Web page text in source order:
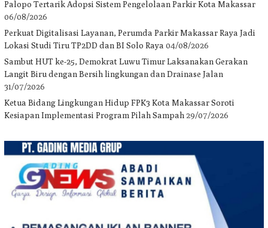
Palopo Tertarik Adopsi Sistem Pengelolaan Parkir Kota Makassar
06/08/2026
Perkuat Digitalisasi Layanan, Perumda Parkir Makassar Raya Jadi
Lokasi Studi Tiru TP2DD dan BI Solo Raya 04/08/2026
Sambut HUT ke-25, Demokrat Luwu Timur Laksanakan Gerakan
Langit Biru dengan Bersih lingkungan dan Drainase Jalan
31/07/2026
Ketua Bidang Lingkungan Hidup FPK3 Kota Makassar Soroti
Kesiapan Implementasi Program Pilah Sampah 29/07/2026